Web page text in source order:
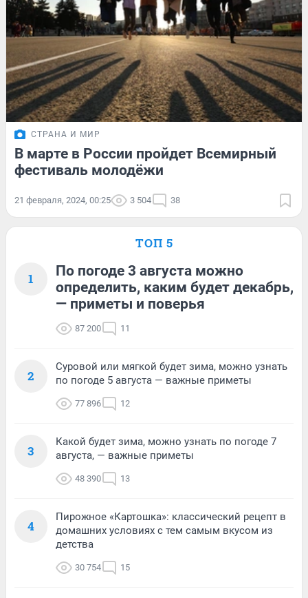
СТРАНА И МИР
В марте в России пройдет Всемирный
фестиваль молодёжи
21 февраля, 2024, 00:25 3 504 38
ТОП 5
1
По погоде 3 августа можно
определить, каким будет декабрь,
— приметы и поверья
87 200 11
2
Суровой или мягкой будет зима, можно узнать
по погоде 5 августа — важные приметы
77 896 12
3
Какой будет зима, можно узнать по погоде 7
августа, — важные приметы
48 390 13
4
Пирожное «Картошка»: классический рецепт в
домашних условиях с тем самым вкусом из
детства
30 754 15